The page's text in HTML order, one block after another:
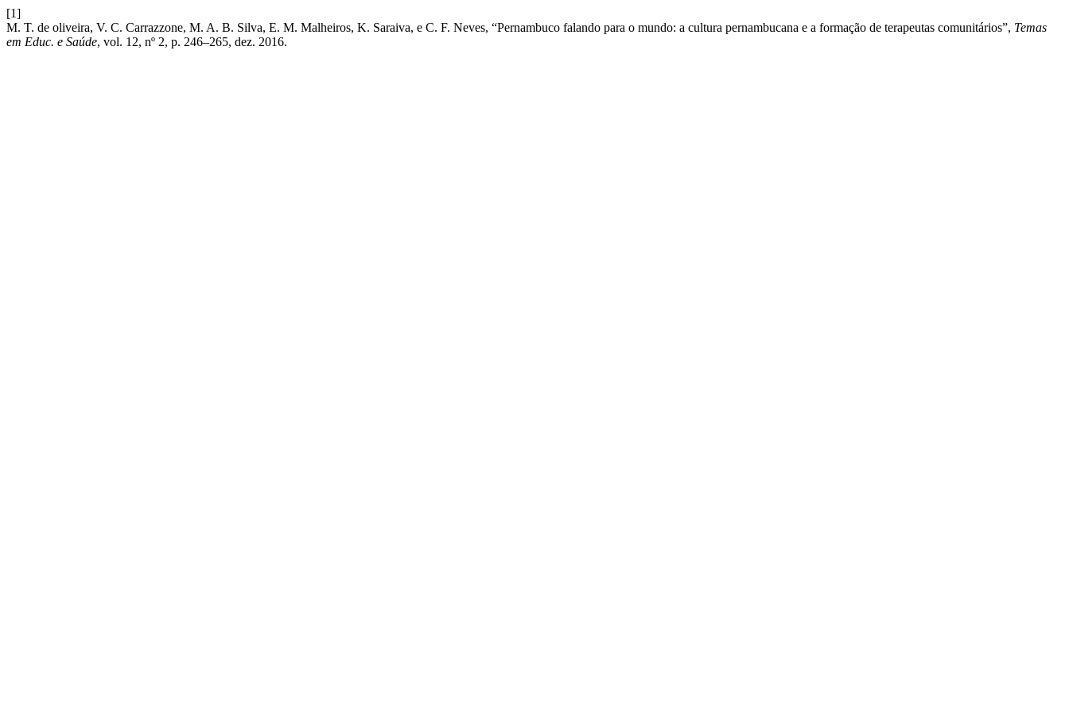
[1]
M. T. de oliveira, V. C. Carrazzone, M. A. B. Silva, E. M. Malheiros, K. Saraiva, e C. F. Neves, “Pernambuco falando para o mundo: a cultura pernambucana e a formação de terapeutas comunitários”, Temas
em Educ. e Saúde, vol. 12, nº 2, p. 246–265, dez. 2016.